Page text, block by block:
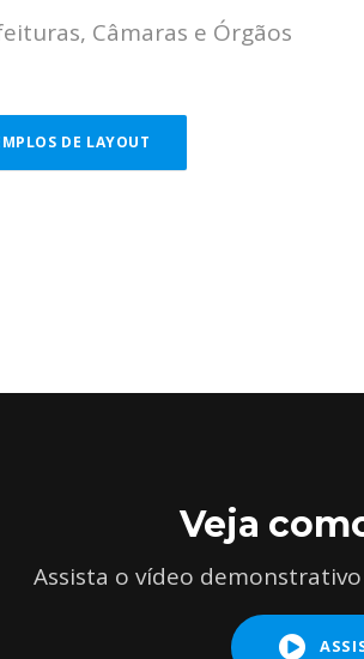
Câmaras e Órgãos
DE LAYOUT
Veja
Assista o vídeo